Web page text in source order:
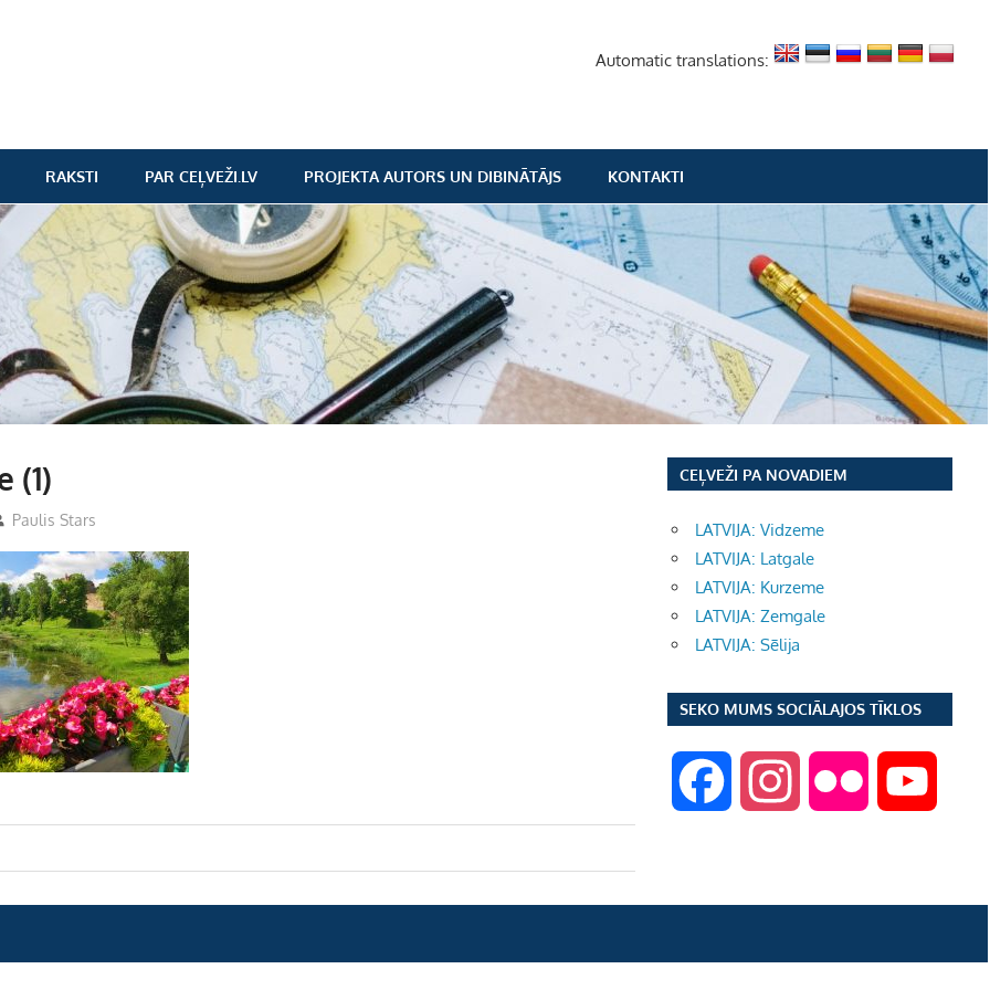
Automatic translations:
RAKSTI PAR CEĻVEŽI.LV PROJEKTA AUTORS UN DIBINĀTĀJS KONTAKTI
(1)
Paulis Stars
CEĻVEŽI PA NOVADIEM
LATVIJA: Vidzeme
LATVIJA: Latgale
LATVIJA: Kurzeme
LATVIJA: Zemgale
LATVIJA: Sēlija
SEKO MUMS SOCIĀLAJOS TĪKLOS
c
e
s
t
i
c
u
T